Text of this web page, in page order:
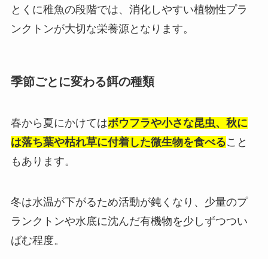
とくに稚魚の段階では、消化しやすい植物性プラ
ンクトンが大切な栄養源となります。
季節ごとに変わる餌の種類
春から夏にかけてはボウフラや小さな昆虫、秋に
は落ち葉や枯れ草に付着した微生物を食べること
もあります。
冬は水温が下がるため活動が鈍くなり、少量のプ
ランクトンや水底に沈んだ有機物を少しずつつい
ばむ程度。